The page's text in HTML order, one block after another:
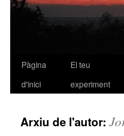
Vés
Pàgina
d'inici
El teu
experiment
Arxiu de l'autor: